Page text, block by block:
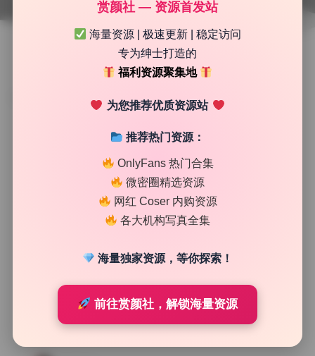
二次元图集
白烨烨 写真合集62期47.1G无水印原档打包下载
赏颜社 — 资源首发站
海量资源 | 极速更新 | 稳定访问
专为绅士打造的
福利资源聚集地
为您推荐优质资源站
推荐热门资源：
OnlyFans 热门合集
微密圈精选资源
网红 Coser 内购资源
各大机构写真全集
海量独家资源，等你探索！
前往赏颜社，解锁海量资源